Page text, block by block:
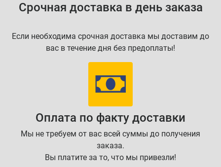
Срочная доставка в день заказа
Если необходима срочная доставка мы доставим до
вас в течение дня без предоплаты!
Оплата по факту доставки
Мы не требуем от вас всей суммы до получения
заказа.
Вы платите за то, что мы привезли!